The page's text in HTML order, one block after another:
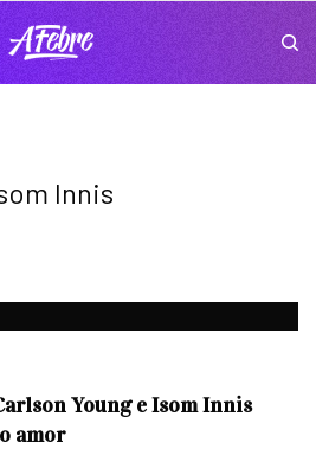
Innis
Young e Isom Innis
amor